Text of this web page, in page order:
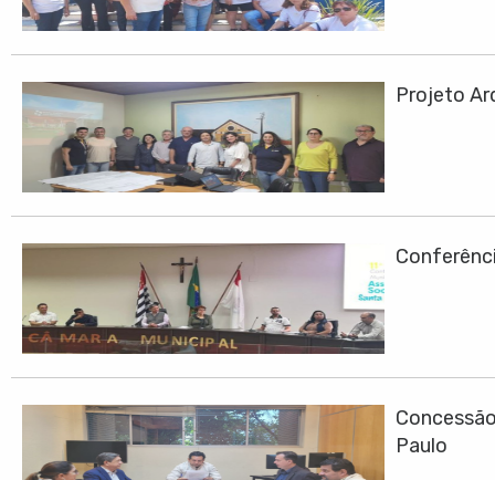
Projeto
Paulo